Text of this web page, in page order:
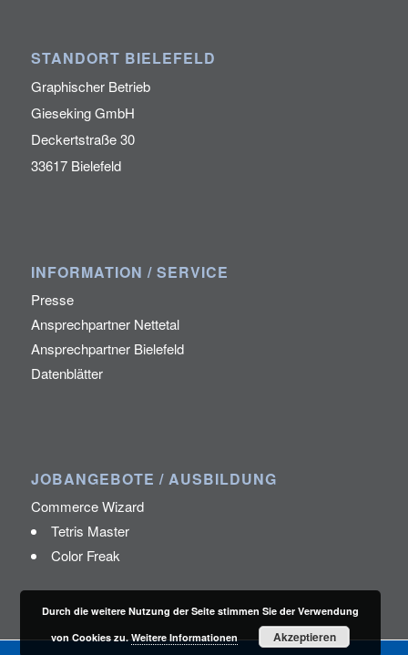
STANDORT BIELEFELD
Graphischer Betrieb
Gieseking GmbH
Deckertstraße 30
33617 Bielefeld
INFORMATION / SERVICE
Presse
Ansprechpartner Nettetal
Ansprechpartner Bielefeld
Datenblätter
JOBANGEBOTE / AUSBILDUNG
Commerce Wizard
Tetris Master
Color Freak
Durch die weitere Nutzung der Seite stimmen Sie der Verwendung
von Cookies zu.Weitere Informationen Akzeptieren